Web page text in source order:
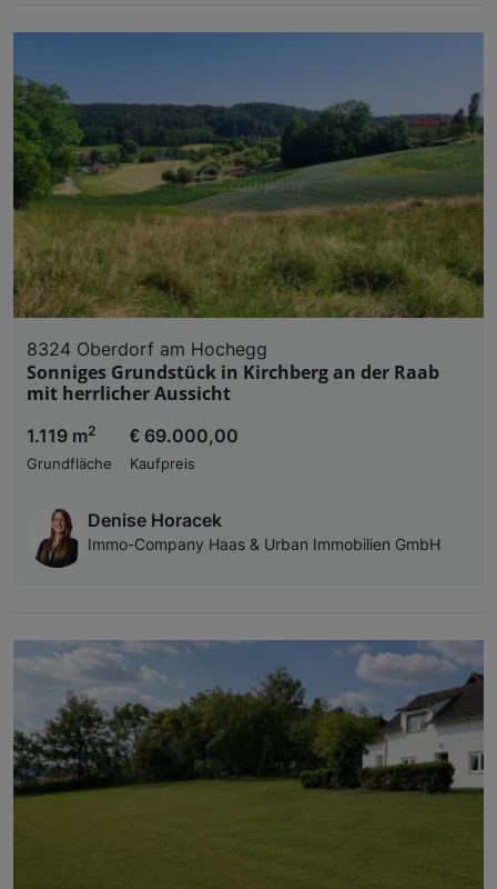
8324 Oberdorf am Hochegg
Sonniges Grundstück in Kirchberg an der Raab
mit herrlicher Aussicht
1.119 m2
Grundfläche
€ 69.000,00
Kaufpreis
Denise Horacek
Immo-Company Haas & Urban Immobilien GmbH